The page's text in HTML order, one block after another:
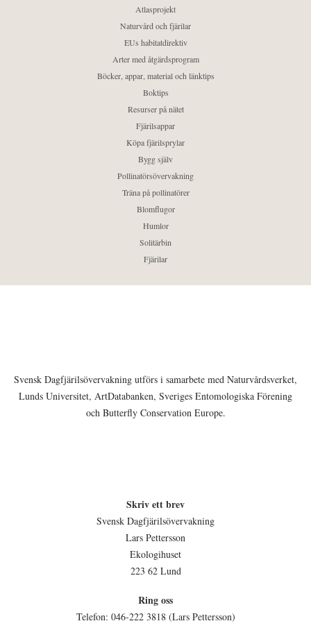
Atlasprojekt
Naturvård och fjärilar
EUs habitatdirektiv
Arter med åtgärdsprogram
Böcker, appar, material och länktips
Boktips
Resurser på nätet
Fjärilsappar
Köpa fjärilsprylar
Bygg själv
Pollinatörsövervakning
Träna på pollinatörer
Blomflugor
Humlor
Solitärbin
Fjärilar
Svensk Dagfjärilsövervakning utförs i samarbete med Naturvårdsverket,
Lunds Universitet, ArtDatabanken, Sveriges Entomologiska Förening
och Butterfly Conservation Europe.
Skriv ett brev
Svensk Dagfjärilsövervakning
Lars Pettersson
Ekologihuset
223 62 Lund
Ring oss
Telefon: 046-222 3818 (Lars Pettersson)